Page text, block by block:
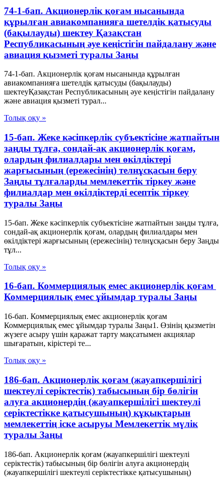
74-1-бап. Акционерлік қоғам нысанында
құрылған авиакомпанияға шетелдік қатысуды
(бақылауды) шектеу Қазақстан
Республикасының әуе кеңістігін пайдалану және
авиация қызметі туралы Заңы
74-1-бап. Акционерлік қоғам нысанында құрылған
авиакомпанияға шетелдік қатысуды (бақылауды)
шектеуҚазақстан Республикасының әуе кеңістігін пайдалану
және авиация қызметі турал...
Толық оқу »
15-бап. Жеке кәсiпкерлiк субъектiсiне жатпайтын
заңды тұлға, сондай-ақ акционерлiк қоғам,
олардың филиалдары мен өкiлдiктерi
жарғысының (ережесiнiң) телнұсқасын беру
Заңды тұлғаларды мемлекеттік тіркеу және
филиалдар мен өкілдіктерді есептік тіркеу
туралы Заңы
15-бап. Жеке кәсiпкерлiк субъектiсiне жатпайтын заңды тұлға,
сондай-ақ акционерлiк қоғам, олардың филиалдары мен
өкiлдiктерi жарғысының (ережесiнiң) телнұсқасын беру Заңды
тұл...
Толық оқу »
16-бап. Коммерциялық емес акционерлiк қоғам
Коммерциялық емес ұйымдар туралы Заңы
16-бап. Коммерциялық емес акционерлiк қоғам
Коммерциялық емес ұйымдар туралы Заңы1. Өзiнiң қызметiн
жүзеге асыру үшiн қаражат тарту мақсатымен акциялар
шығаратын, кiрiстерi те...
Толық оқу »
186-бап. Акционерлік қоғам (жауапкершілігі
шектеулі серіктестік) табысының бір бөлігін
алуға акционердің (жауапкершілігі шектеулі
серіктестікке қатысушының) құқықтарын
мемлекеттің іске асыруы Мемлекеттік мүлік
туралы Заңы
186-бап. Акционерлік қоғам (жауапкершілігі шектеулі
серіктестік) табысының бір бөлігін алуға акционердің
(жауапкершілігі шектеулі серіктестікке қатысушының)